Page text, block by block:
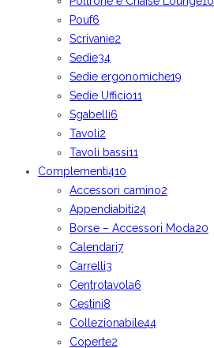
Pouf6
Scrivanie2
Sedie34
Sedie ergonomiche19
Sedie Ufficio11
Sgabelli6
Tavoli2
Tavoli bassi11
Complementi410
Accessori camino2
Appendiabiti24
Borse – Accessori Moda20
Calendari7
Carrelli3
Centrotavola6
Cestini8
Collezionabile44
Coperte2